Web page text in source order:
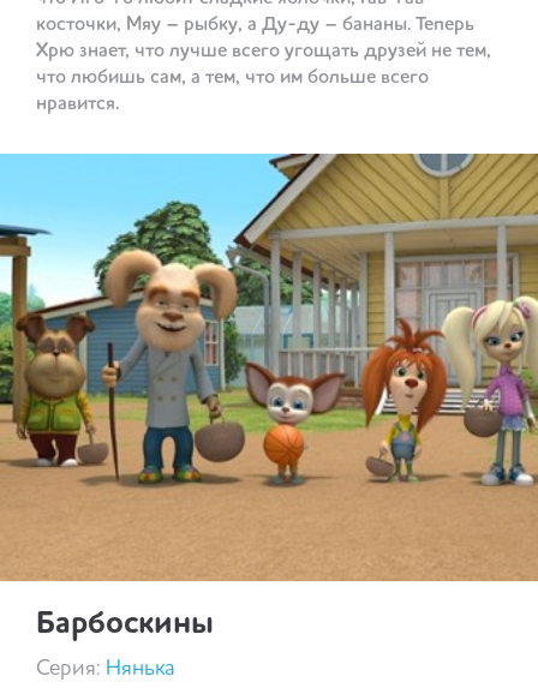
косточки, Мяу – рыбку, а Ду-ду – бананы. Теперь
Хрю знает, что лучше всего угощать друзей не тем,
что любишь сам, а тем, что им больше всего
нравится.
Барбоскины
Серия: Нянька